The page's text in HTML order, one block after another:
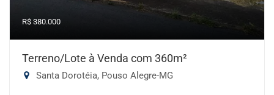
R$ 380.000
Terreno/Lote à Venda com 360m²
Santa Dorotéia, Pouso Alegre-MG